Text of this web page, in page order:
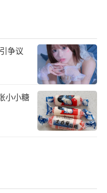
争议
小小糖